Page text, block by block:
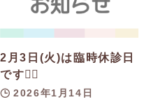
2月3日(火)は臨時休診日
です👨‍⚕️
2026年1月14日